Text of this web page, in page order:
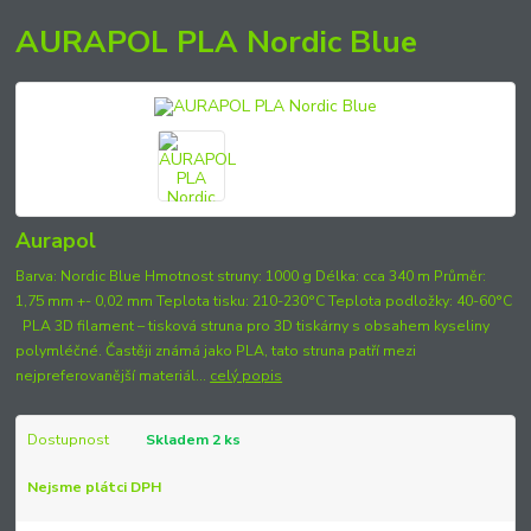
AURAPOL PLA Nordic Blue
Aurapol
Barva: Nordic Blue Hmotnost struny: 1000 g Délka: cca 340 m Průměr:
1,75 mm +- 0,02 mm Teplota tisku: 210-230°C Teplota podložky: 40-60°C
PLA 3D filament – tisková struna pro 3D tiskárny s obsahem kyseliny
polymléčné. Častěji známá jako PLA, tato struna patří mezi
nejpreferovanější materiál... celý popis
Dostupnost Skladem 2 ks
Nejsme plátci DPH